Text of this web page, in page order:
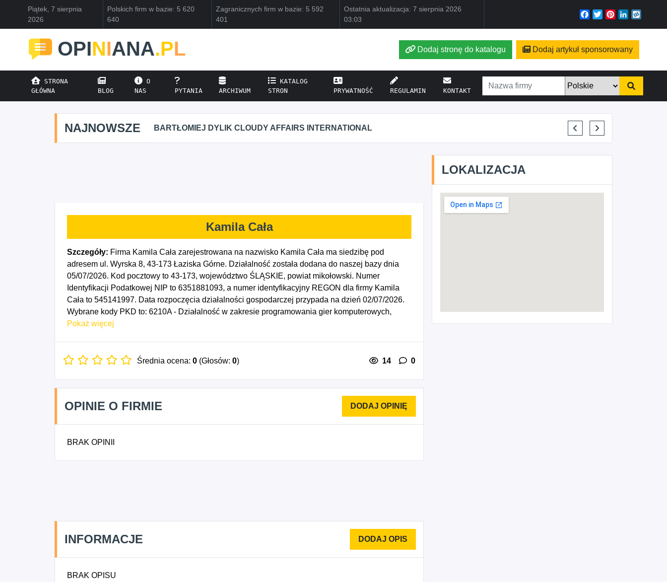
Piątek, 7 sierpnia
2026
Polskich firm w bazie: 5 620
640
Zagranicznych firm w bazie: 5 592
401
Ostatnia aktualizacja: 7 sierpnia 2026
03:03
Facebook
TwitterPinterest
LinkedIn
OPINIANA.PL Dodaj stronę do katalogu Dodaj artykuł sponsorowany
STRONA
GŁÓWNA
BLOG
O
NAS
PYTANIA ARCHIWUM
KATALOG
STRON
PRYWATNOŚĆ REGULAMIN KONTAKT
NAJNOWSZE BARTŁOMIEJ DYLIK CLOUDY AFFAIRS INTERNATIONAL KRYSTIAN PISULA
Kamila Cała
Szczegóły: Firma Kamila Cała zarejestrowana na nazwisko Kamila Cała ma siedzibę pod
adresem ul. Wyrska 8, 43-173 Łaziska Górne. Działalność została dodana do naszej bazy dnia
05/07/2026. Kod pocztowy to 43-173, województwo ŚLĄSKIE, powiat mikołowski. Numer
Identyfikacji Podatkowej NIP to 6351881093, a numer identyfikacyjny REGON dla firmy Kamila
Cała to 545141997. Data rozpoczęcia działalności gospodarczej przypada na dzień 02/07/2026.
Wybrane kody PKD to: 6210A - Działalność w zakresie programowania gier komputerowych,
6210B - Pozostała działalność w zakresie programowania, 6220A - Działalność w zakresie
usługowa w zakresie technologii informatycznych i komputerowych.
Pokaż więcej
Średnia ocena: 0 (Głosów: 0) 14 0
OPINIE O FIRMIE
BRAK OPINII
INFORMACJE
BRAK OPISU
LOKALIZACJA